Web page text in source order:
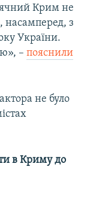
Крим не
насамперед, з
України.
– пояснили
не було
в Криму до